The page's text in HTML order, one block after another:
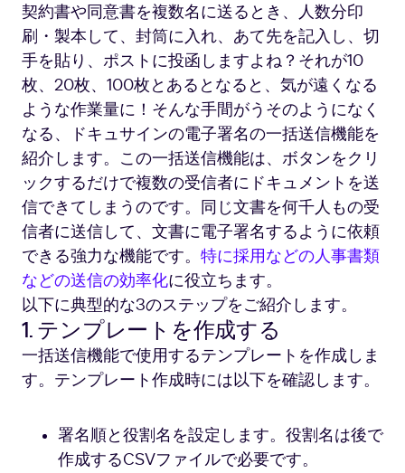
契約書や同意書を複数名に送るとき、人数分印
刷・製本して、封筒に入れ、あて先を記入し、切
手を貼り、ポストに投函しますよね？それが10
枚、20枚、100枚とあるとなると、気が遠くなる
ような作業量に！そんな手間がうそのようになく
なる、ドキュサインの電子署名の一括送信機能を
紹介します。この一括送信機能は、ボタンをクリ
ックするだけで複数の受信者にドキュメントを送
信できてしまうのです。同じ文書を何千人もの受
信者に送信して、文書に電子署名するように依頼
できる強力な機能です。 特に採用などの人事書類
などの送信の効率化に役立ちます。
以下に典型的な3のステップをご紹介します。
1. テンプレートを作成する
一括送信機能で使用するテンプレートを作成しま
す。テンプレート作成時には以下を確認します。
署名順と役割名を設定します。役割名は後で
作成するCSVファイルで必要です。